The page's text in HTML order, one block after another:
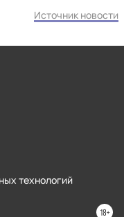
Источник новости
технологий